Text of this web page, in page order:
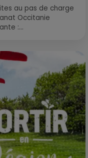
au pas de charge
Occitanie
:...